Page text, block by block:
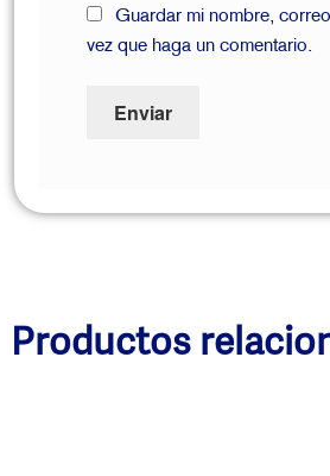
Guardar mi nombre,
vez que haga un comentario.
Productos